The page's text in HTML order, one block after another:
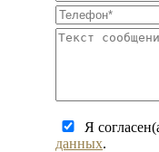
Я
данных.